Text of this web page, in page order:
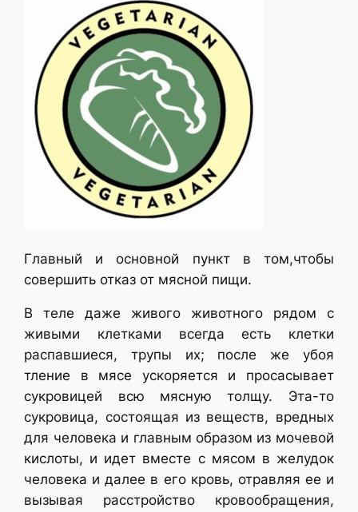
Главный и основной пункт в том,чтобы
совершить отказ от мясной пищи.
В теле даже живого животного рядом с
живыми клетками всегда есть клетки
распавшиеся, трупы их; после же убоя
тление в мясе ускоряется и просасывает
сукровицей всю мясную толщу. Эта-то
сукровица, состоящая из веществ, вредных
для человека и главным образом из мочевой
кислоты, и идет вместе с мясом в желудок
человека и далее в его кровь, отравляя ее и
вызывая расстройство кровообращения,